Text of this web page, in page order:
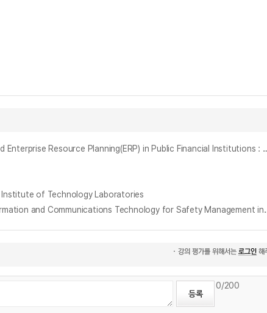
공공 금융기관의 클라우드 기반 전사적자원관리(ERP) 활성화 방안 연구 : 전주기적 관리를 접목한 TOE 수정모형을 중심으로 =
Institute of Technology Laboratories
대학 연구실 안전관리를 위한 정보통신기술 도입 및 운영에 관한 연구
0/200